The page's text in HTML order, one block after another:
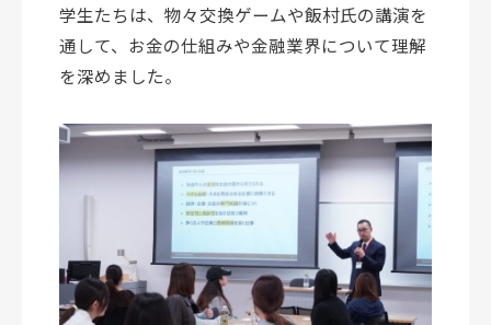
学生たちは、物々交換ゲームや飯村氏の講演を
通して、お金の仕組みや金融業界について理解
を深めました。